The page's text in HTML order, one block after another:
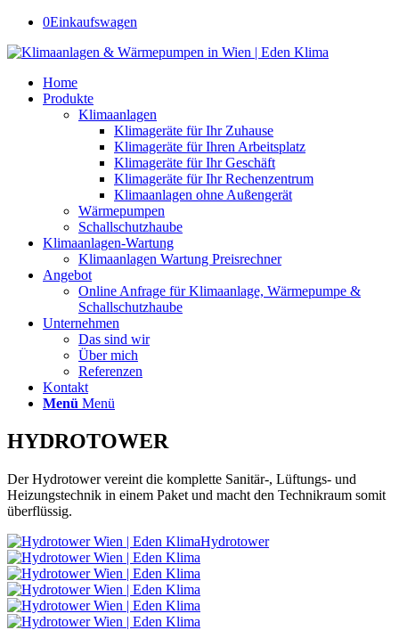
0Einkaufswagen
Home
Produkte
Klimaanlagen
Klimageräte für Ihr Zuhause
Klimageräte für Ihren Arbeitsplatz
Klimageräte für Ihr Geschäft
Klimageräte für Ihr Rechenzentrum
Klimaanlagen ohne Außengerät
Wärmepumpen
Schallschutzhaube
Klimaanlagen-Wartung
Klimaanlagen Wartung Preisrechner
Angebot
Online Anfrage für Klimaanlage, Wärmepumpe &
Schallschutzhaube
Unternehmen
Das sind wir
Über mich
Referenzen
Kontakt
Menü Menü
HYDROTOWER
Der Hydrotower vereint die komplette Sanitär-, Lüftungs- und
Heizungstechnik in einem Paket und macht den Technikraum somit
überflüssig.
Hydrotower